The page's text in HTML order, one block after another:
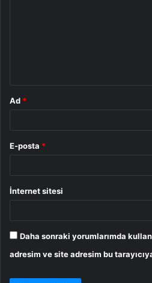
Ad *
E-posta *
İnternet sitesi
Daha sonraki yorumlarımda
adresim ve site adresim bu